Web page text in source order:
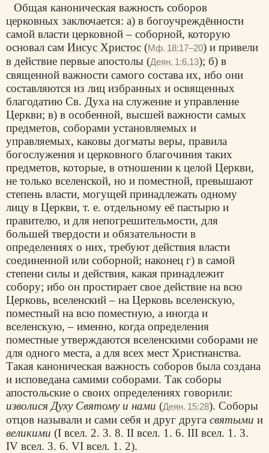
Общая каноническая важность соборов
церковных заключается: а) в богоучреждённости
самой власти церковной – соборной, которую
основал сам Иисус Христос (Мф. 18:17–20) и привели
в действие первые апостолы (Деян. 1:6,13); б) в
священной важности самого состава их, ибо они
составляются из лиц избранных и освященных
благодатию Св. Духа на служение и управление
Церкви; в) в особенной, высшей важности самых
предметов, соборами установляемых и
управляемых, каковы догматы веры, правила
богослужения и церковного благочиния таких
предметов, которые, в отношении к целой Церкви,
не только вселенской, но и поместной, превышают
степень власти, могущей принадлежать одному
лицу в Церкви, т. е. отдельному её пастырю и
правителю, и для непогрешительмости, для
большей твердости и обязательности в
определениях о них, требуют действия власти
соединенной или соборной; наконец г) в самой
степени силы и действия, какая принадлежит
собору; ибо он простирает свое действие на всю
Церковь, вселенский – на Церковь вселенскую,
поместный на всю поместную, а иногда и
вселенскую, – именно, когда определения
поместные утверждаются вселенскими соборами не
для одного места, а для всех мест Христианства.
Такая каноническая важность соборов была создана
и исповедана самими соборами. Так соборы
апостольские о своих определениях говорили:
изволися Духу Святому и нами (Деян. 15:28). Соборы
отцов называли и сами себя и друг друга святыми и
великими (I всел. 2. 3. 8. II всел. 1. 6. III всел. 1. 3.
IV всел. 3. 6. VI всел. 1. 2).